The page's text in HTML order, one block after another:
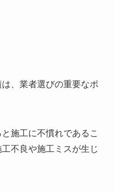
、業者選びの重要なポ
施工に不慣れであるこ
不良や施工ミスが生じ